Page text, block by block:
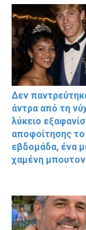
Δεν
άντρα από τη
λύκειο
αποφοίτησης
εβδομάδα, ένα
χαμένη